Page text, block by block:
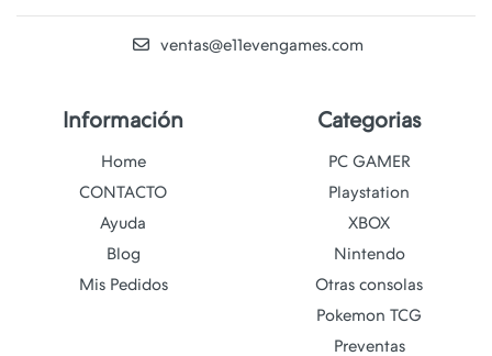
ventas@e11evengames.com
Información
Home
CONTACTO
Ayuda
Blog
Mis Pedidos
Categorias
PC GAMER
Playstation
XBOX
Nintendo
Otras consolas
Pokemon TCG
Preventas